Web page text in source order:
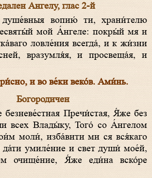
Ангелу, глас 2-й
мой А́н­ге­ле: покры́й мя и
ловле́ния всегда́, и к жи́зни
вразумля́я, и просвеща́я, и
и во ве́ки веко́в. Ами́нь.
Бо­городичен
всех Вла­ды́ку, Того́ со А́н­ге­лом
моли́, изба́вити ми ся вся́каго
да́ти умиле́ние и свет души́ мое́й,
очище́ние, Я́же еди́на вско́ре